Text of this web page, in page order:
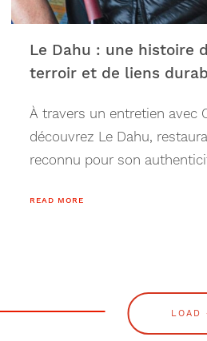
Le Dahu : une histoire
terroir et de liens
À travers un entretien avec
découvrez Le Dahu,
reconnu pour son
READ MORE
LOAD